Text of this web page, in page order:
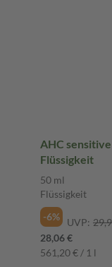
AHC
Flüssigkeit
50 ml
Flüssigkeit
-6%
UVP:
28,06 €
561,20 € / 1 l